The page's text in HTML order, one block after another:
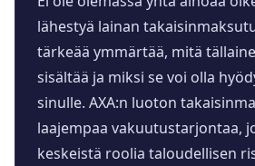
lähestyä lainan
tärkeää ymmärtää, mitä
sisältää ja miksi se voi olla
sinulle. AXA:n luoton
laajempaa vakuutustarjontaa,
keskeistä roolia taloudellisen